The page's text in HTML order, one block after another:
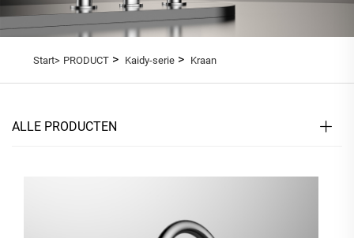
Start> PRODUCT> Kaidy-serie> Kraan
ALLE PRODUCTEN